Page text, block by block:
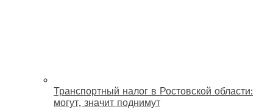
Транспортный налог в Ростовской области:
могут, значит поднимут